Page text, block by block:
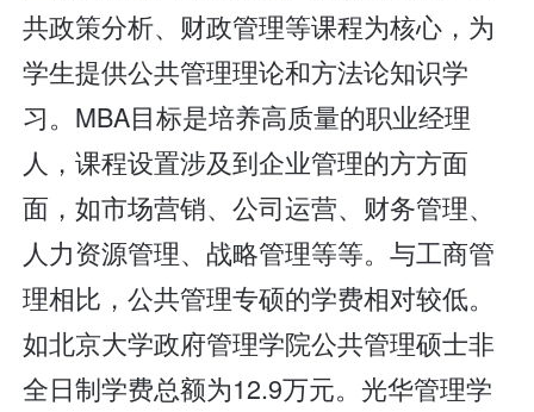
共政策分析、财政管理等课程为核心，为
学生提供公共管理理论和方法论知识学
习。MBA目标是培养高质量的职业经理
人，课程设置涉及到企业管理的方方面
面，如市场营销、公司运营、财务管理、
人力资源管理、战略管理等等。与工商管
理相比，公共管理专硕的学费相对较低。
如北京大学政府管理学院公共管理硕士非
全日制学费总额为12.9万元。光华管理学